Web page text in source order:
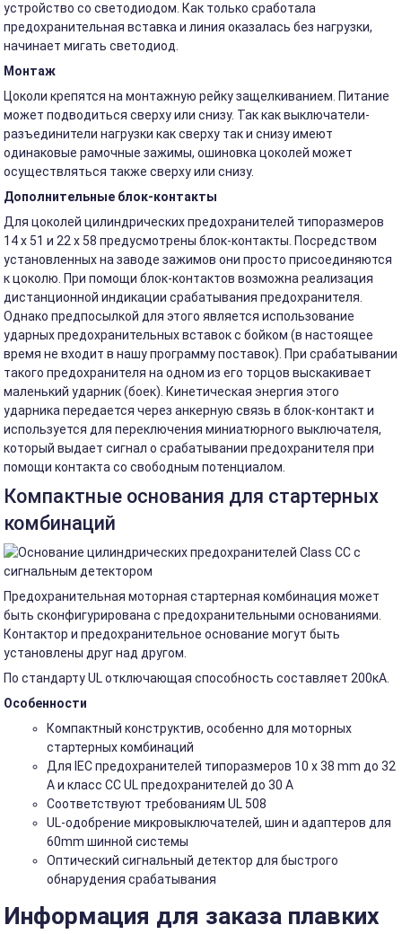
устройство со светодиодом. Как только сработала
предохранительная вставка и линия оказалась без нагрузки,
начинает мигать светодиод.
Монтаж
Цоколи крепятся на монтажную рейку защелкиванием. Питание
может подводиться сверху или снизу. Так как выключатели-
разъединители нагрузки как сверху так и снизу имеют
одинаковые рамочные зажимы, ошиновка цоколей может
осуществляться также сверху или снизу.
Дополнительные блок-контакты
Для цоколей цилиндрических предохранителей типоразмеров
14 x 51 и 22 x 58 предусмотрены блок-контакты. Посредством
установленных на заводе зажимов они просто присоединяются
к цоколю. При помощи блок-контактов возможна реализация
дистанционной индикации срабатывания предохранителя.
Однако предпосылкой для этого является использование
ударных предохранительных вставок с бойком (в настоящее
время не входит в нашу программу поставок). При срабатывании
такого предохранителя на одном из его торцов выскакивает
маленький ударник (боек). Кинетическая энергия этого
ударника передается через анкерную связь в блок-контакт и
используется для переключения миниатюрного выключателя,
который выдает сигнал о срабатывании предохранителя при
помощи контакта со свободным потенциалом.
Компактные основания для стартерных
комбинаций
Предохранительная моторная стартерная комбинация может
быть сконфигурирована с предохранительными основаниями.
Контактор и предохранительное основание могут быть
установлены друг над другом.
По стандарту UL отключающая способность составляет 200кА.
Особенности
Компактный конструктив, особенно для моторных
стартерных комбинаций
Для IEC предохранителей типоразмеров 10 x 38 mm до 32
A и класс CC UL предохранителей до 30 A
Соответствуют требованиям UL 508
UL-одобрение микровыключателей, шин и адаптеров для
60mm шинной системы
Оптический сигнальный детектор для быстрого
обнарудения срабатывания
Информация для заказа плавких